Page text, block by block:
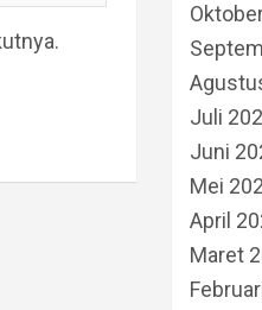
Juli
Juni
Mei
April
Maret